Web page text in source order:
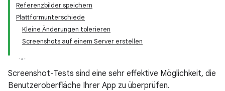
Referenzbilder speichern
Plattformunterschiede
Kleine Änderungen tolerieren
Screenshots auf einem Server erstellen
Screenshot-Tests sind eine sehr effektive Möglichkeit, die
Benutzeroberfläche Ihrer App zu überprüfen.